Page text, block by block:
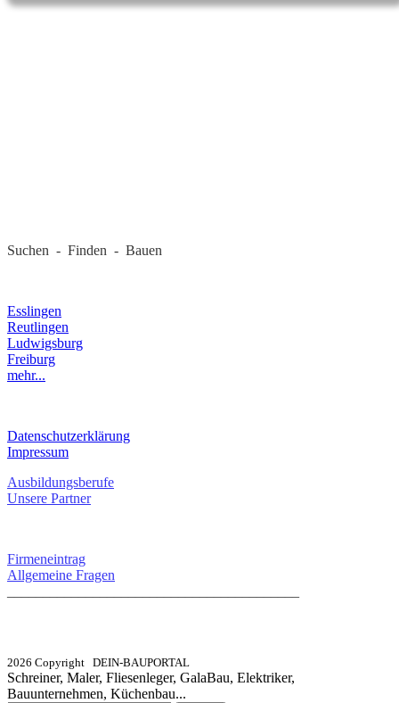
Suchen - Finden - Bauen
Esslingen
Reutlingen
Ludwigsburg
Freiburg
mehr...
Datenschutzerklärung
Impressum
Ausbildungsberufe
Unsere Partner
Firmeneintrag
Allgemeine Fragen
2026 Copyright DEIN-BAUPORTAL
Schreiner, Maler, Fliesenleger, GalaBau, Elektriker,
Bauunternehmen, Küchenbau...